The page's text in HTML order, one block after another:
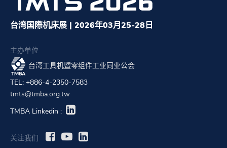
台湾国際机床展 | 2026年03月25-28日
主办单位
台湾工具机暨零组件工业同业公会
TEL: +886-4-2350-7583
tmts@tmba.org.tw
TMBA Linkedin :
关注我们